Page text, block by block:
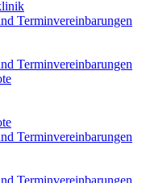
Terminvereinbarungen
Terminvereinbarungen
Terminvereinbarungen